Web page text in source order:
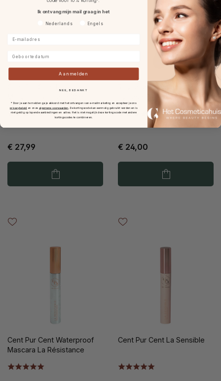
Cent Pur Cent Le
€ 27,99
RevitaLash Signature
Eyelash Curler
€ 24,00
Cent Pur Cent Waterproof
Mascara La Résistance
Cent Pur Cent La Sensible
Ik ontvang mijn mail graag in het
Voorkeurtaal
Nederlands Engels
Aanmelden
NEE, BEDANKT
* Door je aan te melden ga je akkoord met het ontvangen van e-mailmarketing en accepteer je ons
privacybeleid en onze algemene voorwaarden .De kortingscode kan eenmalig gebruikt worden en is
niet geldig op lopende aanbiedingen en acties. Het is niet mogelijk deze kortingscode met andere
kortingscodes te combineren.